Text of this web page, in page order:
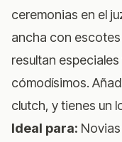
ceremonias en el
ancha con
resultan
cómodísimos.
clutch, y tienes un
Ideal para: